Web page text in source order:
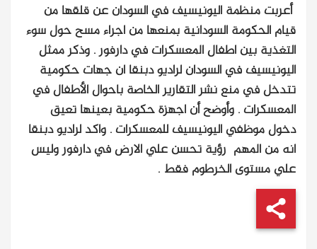
أعربت منظمة اليونيسيف في السودان عن قلقها من
قيام الحكومة السودانية بمنعها من اجراء مسح حول سوء
التغذية بين اطفال المعسكرات في دارفور . وذكر ممثل
اليونيسيف في السودان لراديو دبنقا ان جهات حكومية
تتدخل في منع نشر التقارير الخاصة باحوال الأطفال في
المعسكرات . وأوضح أن اجهزة حكومية بعينها تعيق
دخول موظفي اليونيسيف للمعسكرات . واكد لراديو دبنقا
انه من المهم رؤية تحسن علي الارض في دارفور وليس
علي مستوى الخرطوم فقط .